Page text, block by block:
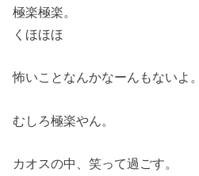
極楽極楽。
くほほほ
怖いことなんかなーんもないよ。
むしろ極楽やん。
カオスの中、笑って過ごす。